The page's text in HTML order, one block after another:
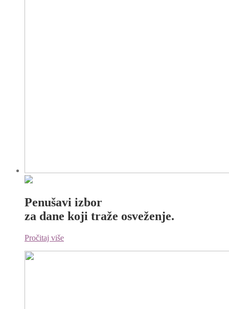
Penušavi izbor
za dane koji traže osveženje.
Pročitaj više